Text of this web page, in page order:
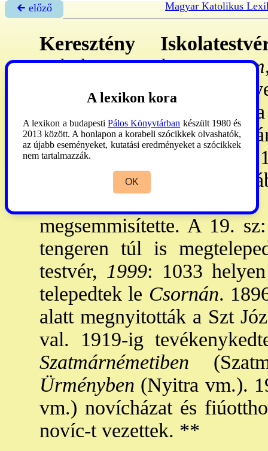
🡰 előző Magyar Katolikus
Keresztény
Scholarum
kongregáció az ifjúság
intézmények között. De
Reimsben és 1684:
megsegítésére. 1724: kir.,
típusuk jobb volt a
elterjedt a kongr., a
megsemmisítette. A 19.
tengeren túl is
testvér, 1999: 1033
telepedtek le Csornán.
alatt megnyitották a Szt
val. 1919-ig
Szatmárnémetiben
Ürményben (Nyitra vm.).
vm.) novícházat és
novíc-t vezettek. **
A lexikon kora
A lexikon a budapesti Pálos Könyvtárban készült 1980 és
2013 között. A honlapon a korabeli szócikkek olvashatók,
az újabb eseményeket, kutatási eredményeket a szócikkek
nem tartalmazzák.
OK